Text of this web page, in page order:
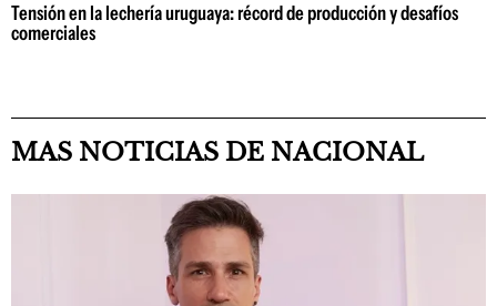
Tensión en la lechería uruguaya: récord de producción y desafíos
comerciales
MAS NOTICIAS DE NACIONAL